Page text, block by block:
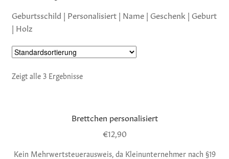
Geschenksets
Holzprodukte
Geburtsschild | Personalisiert | Name | Geschenk | Geburt
| Holz
Zeigt alle 3 Ergebnisse
Brettchen personalisiert
€12,90
Kein Mehrwertsteuerausweis, da Kleinunternehmer nach §19